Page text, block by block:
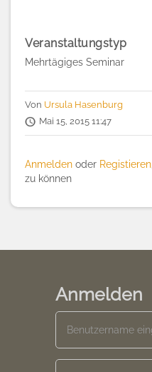
Veranstaltungstyp
Mehrtägiges Seminar
Von Ursula Hasenburg
Mai 15, 2015 11:47
Anmelden oder Registieren
zu können
Anmelden